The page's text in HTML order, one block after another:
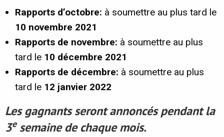
Rapports d’octobre: à soumettre au plus tard le
10 novembre 2021
Rapports de novembre: à soumettre au plus
tard le 10 décembre 2021
Rapports de décembre: à soumettre au plus
tard le 12 janvier 2022
Les gagnants seront annoncés pendant la
3esemaine de chaque mois.